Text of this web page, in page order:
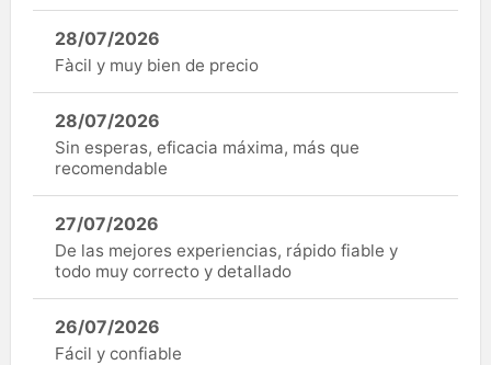
28/07/2026
Fàcil y muy bien de precio
28/07/2026
Sin esperas, eficacia máxima, más que
recomendable
27/07/2026
De las mejores experiencias, rápido fiable y
todo muy correcto y detallado
26/07/2026
Fácil y confiable